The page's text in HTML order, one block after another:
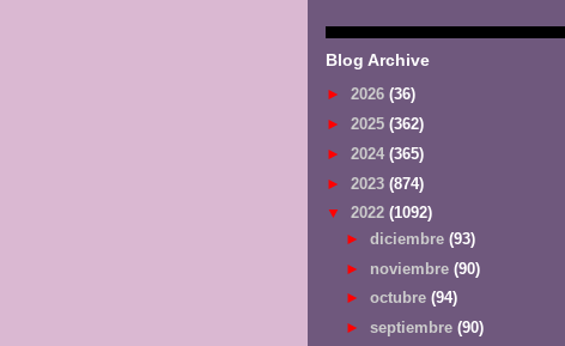
Blog Archive
► 2026 (36)
► 2025 (362)
► 2024 (365)
► 2023 (874)
▼ 2022 (1092)
► diciembre (93)
► noviembre (90)
► octubre (94)
► septiembre (90)